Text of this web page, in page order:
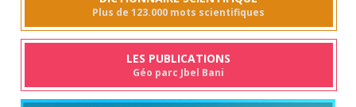
Plus de 123.000 mots scientifiques
LES PUBLICATIONS
Géo parc Jbel Bani